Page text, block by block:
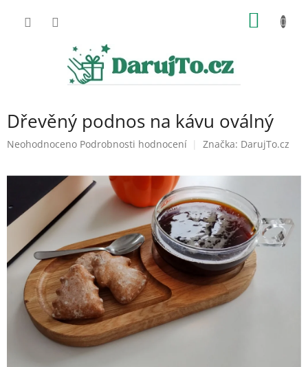
Dřevěný podnos na kávu oválný
Průměrné
z
5
hvězdiček.
Neohodnoceno Podrobnosti hodnocení Značka: DarujTo.cz